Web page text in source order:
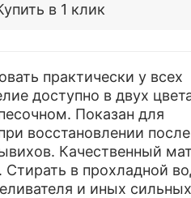
в 1 клик
практически у всех
доступно в двух
Показан для
восстановлении
Качественный
Стирать в прохладной
и иных сильных